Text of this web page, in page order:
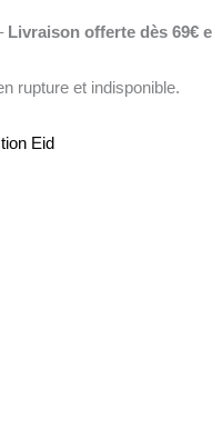
Livraison offerte dès 69€
rupture et indisponible.
Eid